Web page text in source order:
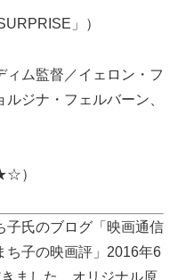
」）
ィム監督／イェロン・フ
ジナ・フェルバーン、
）
子氏のブログ「映画通信
子の映画評」2016年6